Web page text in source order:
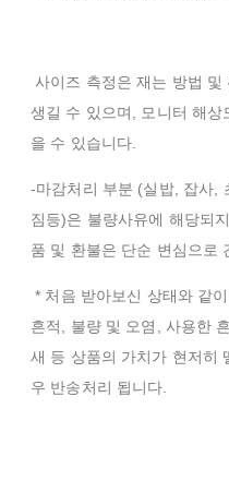
사이즈 측정은 재는 방법
생길 수 있으며, 모니터 해상
을 수 있습니다.
-마감처리 부분 (실밥, 잡사,
짐등)은 불량사유에 해당되
품 및 환불은 단순 변심으로
* 처음 받아보신 상태와 같
흔적, 불량 및 오염, 사용한
새 등 상품의 가치가 현저히
우 반송처리 됩니다.